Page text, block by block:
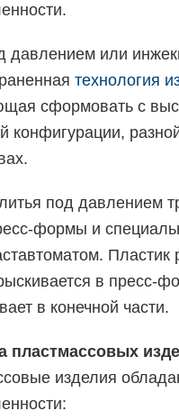
давлением или
технология
сформовать с
конфигурации,
под давлением
формы и
в пресс-
в конечной части.
пластмассовых
изделия